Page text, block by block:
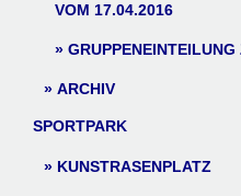
VOM 17.04.2016
ARCHIV
SPORTPARK
KUNSTRASENPLATZ